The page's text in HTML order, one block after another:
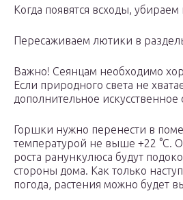
Когда появятся всходы,
Пересаживаем лютики в
Важно! Сеянцам необходимо
Если природного света не
дополнительное
Горшки нужно перенести в
температурой не выше +22 °C.
роста ранункулюса будут
стороны дома. Как только
погода, растения можно будет